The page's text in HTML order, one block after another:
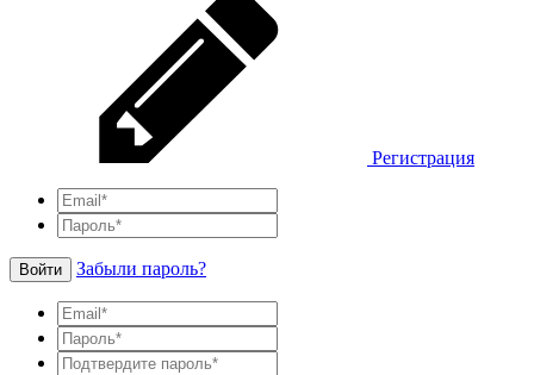
Регистрация
Войти Забыли пароль?